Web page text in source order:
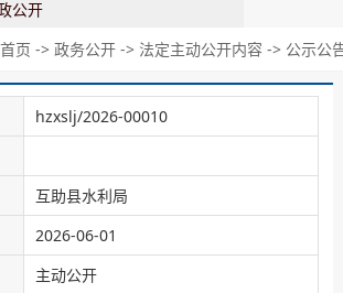
公开
页 -> 政务公开 -> 法定主动公开内容 -> 公示公
hzxslj/2026-00010
互助县水利局
2026-06-01
主动公开